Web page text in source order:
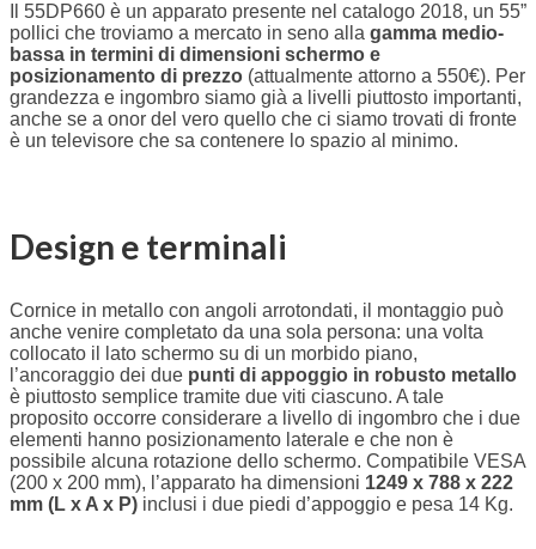
Il 55DP660 è un apparato presente nel catalogo 2018, un 55”
pollici che troviamo a mercato in seno alla gamma medio-
bassa in termini di dimensioni schermo e
posizionamento di prezzo (attualmente attorno a 550€). Per
grandezza e ingombro siamo già a livelli piuttosto importanti,
anche se a onor del vero quello che ci siamo trovati di fronte
è un televisore che sa contenere lo spazio al minimo.
Design e terminali
Cornice in metallo con angoli arrotondati, il montaggio può
anche venire completato da una sola persona: una volta
collocato il lato schermo su di un morbido piano,
l’ancoraggio dei due punti di appoggio in robusto metallo
è piuttosto semplice tramite due viti ciascuno. A tale
proposito occorre considerare a livello di ingombro che i due
elementi hanno posizionamento laterale e che non è
possibile alcuna rotazione dello schermo. Compatibile VESA
(200 x 200 mm), l’apparato ha dimensioni 1249 x 788 x 222
mm (L x A x P) inclusi i due piedi d’appoggio e pesa 14 Kg.